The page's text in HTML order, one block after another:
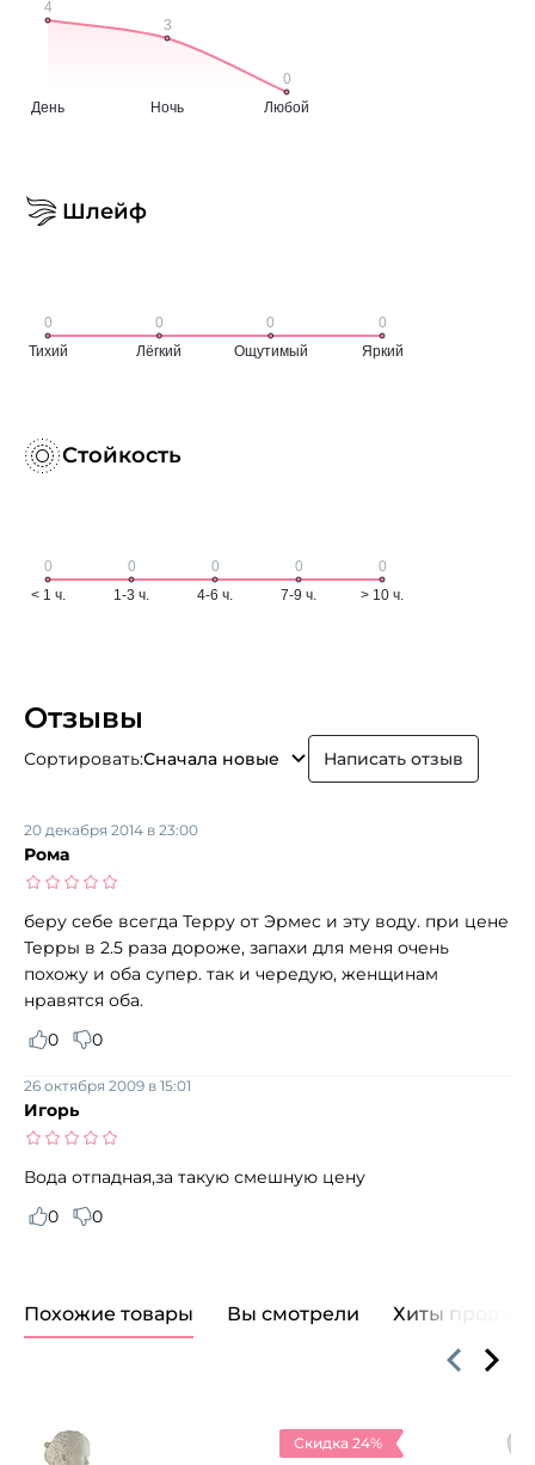
Шлейф
Стойкость
Отзывы
Сортировать:Сначала новые Написать отзыв
Рома
20 декабря 2014 в 23:00
беру себе всегда Терру от Эрмес и эту воду. при цене
Терры в 2.5 раза дороже, запахи для меня очень
похожу и оба супер. так и чередую, женщинам
нравятся оба.
0
0
Игорь
26 октября 2009 в 15:01
Вода отпадная,за такую смешную цену
0
0
Похожие товары Вы смотрели Хиты продаж
Скидка 24%